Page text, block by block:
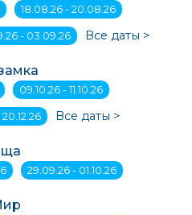
18.08.26 - 20.08.26
- 03.09.26 Все даты >
09.10.26 - 11.10.26
20.12.26 Все даты >
29.09.26 - 01.10.26